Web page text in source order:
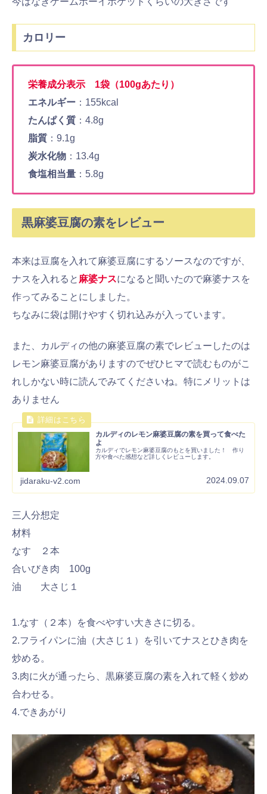
カロリー
栄養成分表示 1袋（100gあたり）
エネルギー ：155kcal
たんぱく質 ：4.8g
脂質 ：9.1g
炭水化物 ：13.4g
食塩相当量 ：5.8g
黒麻婆豆腐の素をレビュー
本来は豆腐を入れて麻婆豆腐にするソースなのですが、
ナスを入れると 麻婆ナスになると聞いたので麻婆ナスを
作ってみることにしました。
ちなみに袋は開けやすく切れ込みが入っています。
また、カルディの他の麻婆豆腐の素でレビューしたのは
レモン麻婆豆腐がありますのでぜひヒマで読むものがこ
れしかない時に読んでみてくださいね。特にメリットは
ありません
カルディのレモン麻婆豆腐の素を買って食べた
よ
カルディでレモン麻婆豆腐のもとを買いました！ 作り
方や食べた感想など詳しくレビューします。
jidaraku-v2.com 2024.09.07
三人分想定
材料
なす ２本
合いびき肉 100g
油 大さじ１
1.なす（２本）を食べやすい大きさに切る。
2.フライパンに油（大さじ１）を引いてナスとひき肉を
炒める。
3.肉に火が通ったら、黒麻婆豆腐の素を入れて軽く炒め
合わせる。
4.できあがり